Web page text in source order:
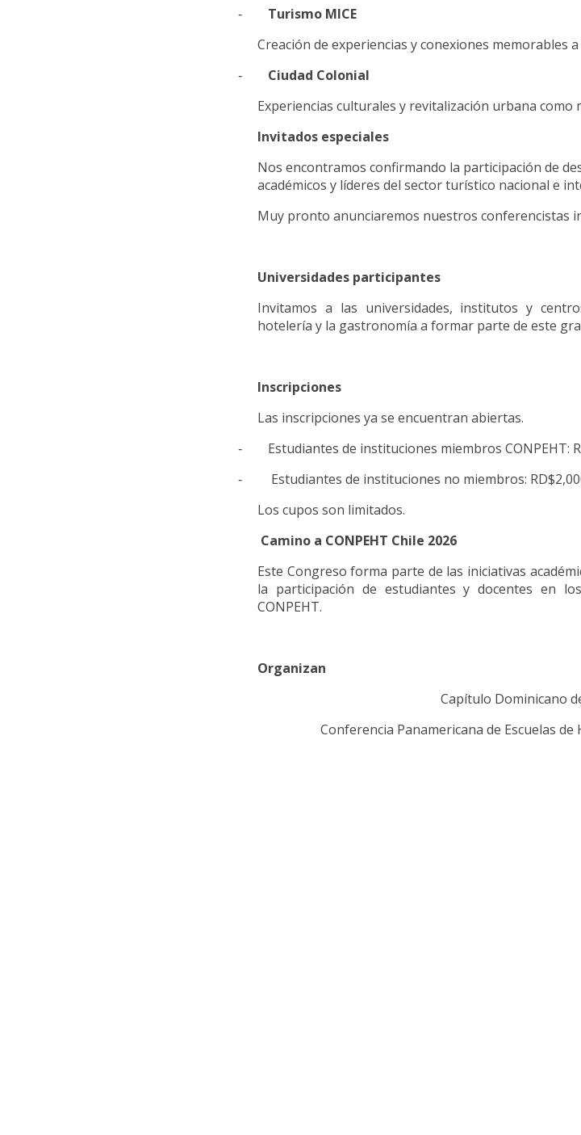
-
Turismo MICE
Creación de experiencias y conexiones memorables
-
Ciudad Colonial
Experiencias culturales y revitalización urbana
Invitados especiales
Nos encontramos confirmando la participación de
académicos y líderes del sector turístico nacional e
Muy pronto anunciaremos nuestros conferencistas
Universidades participantes
Invitamos a las universidades, institutos y
hotelería y la gastronomía a formar parte de este
Inscripciones
Las inscripciones ya se encuentran abiertas.
- Estudiantes de instituciones miembros CONPEHT:
-
Estudiantes de instituciones no miembros:
Los cupos son limitados.
Camino a CONPEHT Chile 2026
Este Congreso forma parte de las iniciativas
la participación de estudiantes y docentes en
CONPEHT.
Organizan
Capítulo Dominicano
Conferencia Panamericana de Escuelas